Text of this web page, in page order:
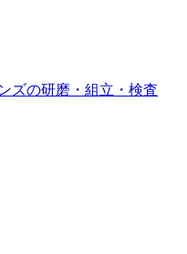
ズの研磨・組立・検査